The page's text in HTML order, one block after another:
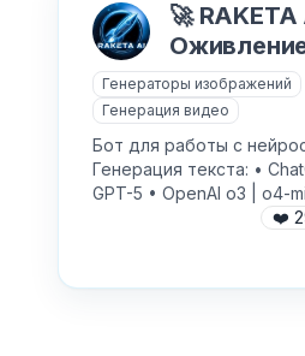
🚀
фото, Nano
Banana и
Sora
Генераторы изображений
Генерация видео
Бот для работы с
Генерация текста: •
GPT-5 • OpenAI o3 | o4-
❤️